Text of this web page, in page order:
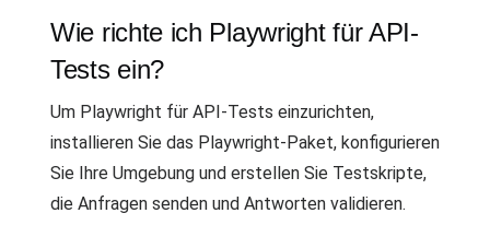
Wie richte ich Playwright für API-
Tests ein?
Um Playwright für API-Tests einzurichten,
installieren Sie das Playwright-Paket, konfigurieren
Sie Ihre Umgebung und erstellen Sie Testskripte,
die Anfragen senden und Antworten validieren.